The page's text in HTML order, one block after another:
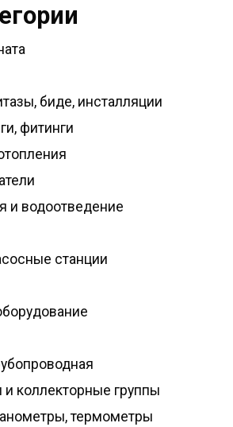
биде, инсталляции
фитинги
и водоотведение
станции
и коллекторные группы
термометры